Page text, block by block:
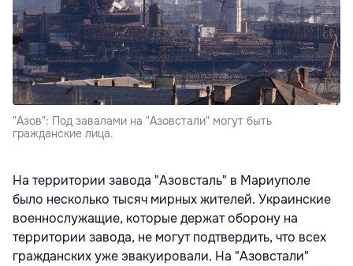
"Азов": Под завалами на "Азовстали" могут быть
гражданские лица.
На территории завода "Азовсталь" в Мариуполе
было несколько тысяч мирных жителей. Украинские
военнослужащие, которые держат оборону на
территории завода, не могут подтвердить, что всех
гражданских уже эвакуировали. На "Азовстали"